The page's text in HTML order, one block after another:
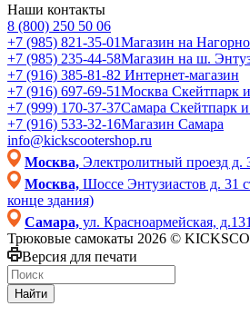
Наши контакты
8 (800) 250 50 06
+7 (985) 821-35-01Магазин на
+7 (985) 235-44-58Магазин на ш.
+7 (916) 385-81-82 Интернет-магазин
+7 (916) 697-69-51Москва Скейтпарк
+7 (999) 170-37-37Самара Скейтпарк
+7 (916) 533-32-16Магазин Самара
info@kickscootershop.ru
Москва, Электролитный проезд д.
Москва, Шоссе Энтузиастов д. 31
конце здания)
Самара, ул. Красноармейская,
Трюковые самокаты 2026 ©
Версия для печати
Найти